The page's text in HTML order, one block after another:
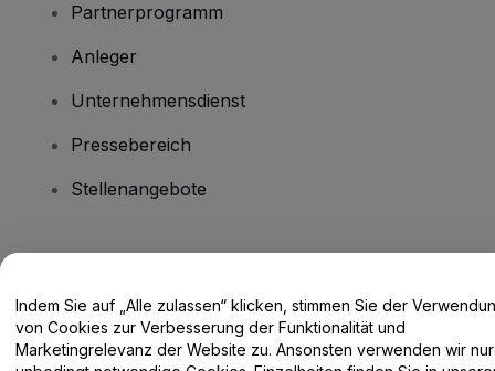
Partnerprogramm
Anleger
Unternehmensdienst
Pressebereich
Stellenangebote
Hilfe-Center / Kontakt
Indem Sie auf „Alle zulassen“ klicken, stimmen Sie der
von Cookies zur Verbesserung der Funktionalität und
Marketingrelevanz der Website zu. Ansonsten verwenden wir nur